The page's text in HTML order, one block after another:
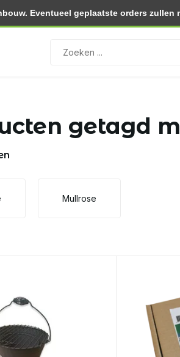
Retourneren binnen 30 dagen
getagd
Mullrose
Eventueel geplaatste orders zullen